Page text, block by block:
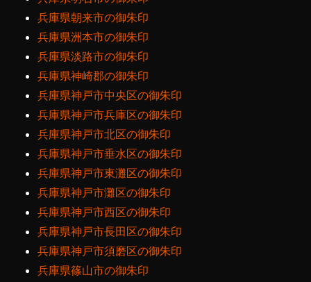
兵庫県朝来市の御朱印
兵庫県洲本市の御朱印
兵庫県淡路市の御朱印
兵庫県神崎郡の御朱印
兵庫県神戸市中央区の御朱印
兵庫県神戸市兵庫区の御朱印
兵庫県神戸市北区の御朱印
兵庫県神戸市垂水区の御朱印
兵庫県神戸市東灘区の御朱印
兵庫県神戸市灘区の御朱印
兵庫県神戸市西区の御朱印
兵庫県神戸市長田区の御朱印
兵庫県神戸市須磨区の御朱印
兵庫県篠山市の御朱印